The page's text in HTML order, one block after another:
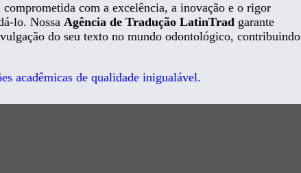
comprometida com a excelência, a inovação e o rigor
lo. Nossa Agência de Tradução LatinTrad garante
do seu texto no mundo odontológico, contribuindo
acadêmicas de qualidade inigualável.